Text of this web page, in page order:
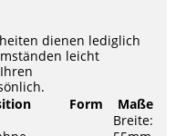
dienen lediglich
leicht
Form
Maße
Breite: